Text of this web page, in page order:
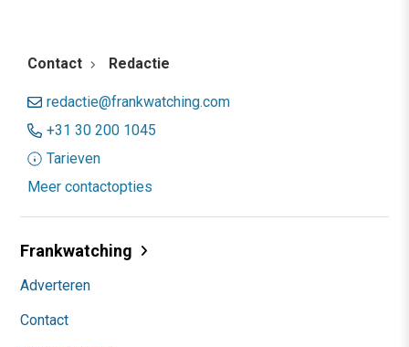
Contact Redactie
redactie@frankwatching.com
+31 30 200 1045
Tarieven
Meer contactopties
Frankwatching
Adverteren
Contact